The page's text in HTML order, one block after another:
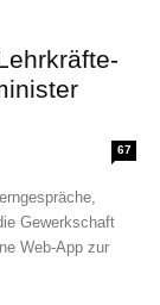
67
Gewerkschaft
Web-App zur